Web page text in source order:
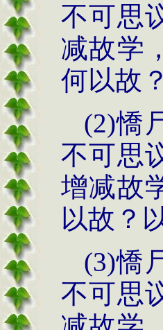
不可思
减故学
何以故
(2)憍
不可思
增减故
以故？
(3)憍
不可思